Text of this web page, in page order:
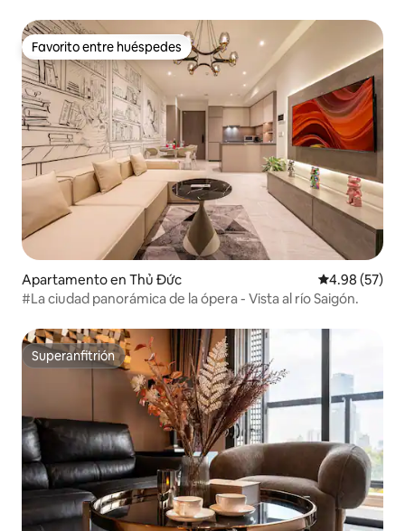
Favorito entre huéspedes
Favorito entre huéspedes
Apartamento en Thủ Đức Calificación
4.98 (57)
#La ciudad panorámica de la ópera - Vista al río Saigón.
Superanfitrión
Superanfitrión